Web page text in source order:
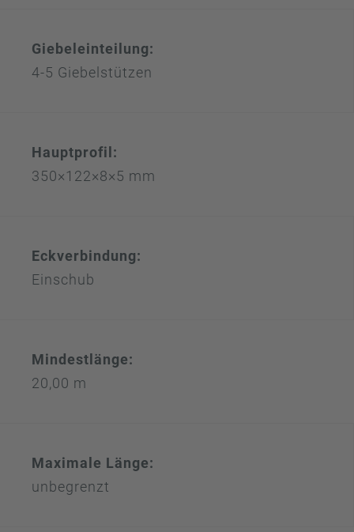
Giebeleinteilung:
4-5 Giebelstützen
Hauptprofil:
350×122×8×5 mm
Eckverbindung:
Einschub
Mindestlänge:
20,00 m
Maximale Länge:
unbegrenzt